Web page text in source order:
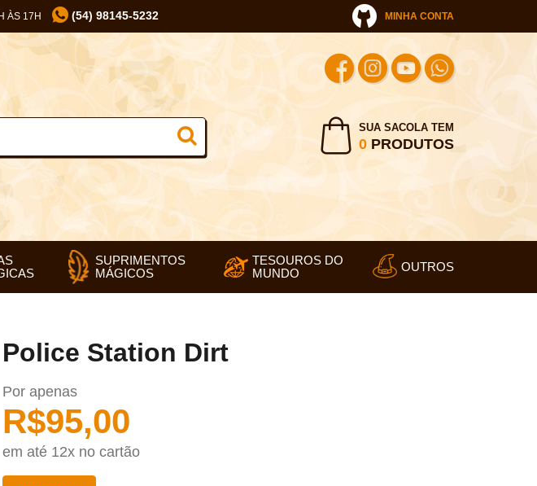
ÀS 17H (54) 98145-5232 MINHA CONTA
SUA SACOLA TEM
0PRODUTOS
SUPRIMENTOS
MÁGICOS
TESOUROS DO
MUNDO
OUTROS
Police Station Dirt
Por apenas
R$95,00
em até 12x no cartão